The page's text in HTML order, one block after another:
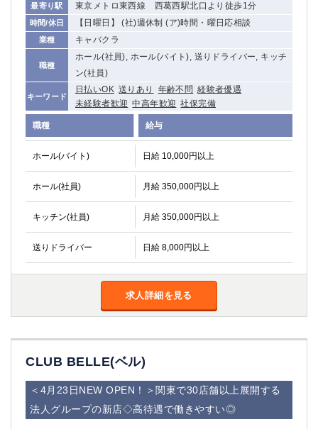
最寄り駅 東京メトロ東西線 西葛西駅北口より徒歩1分
時間/休日 【日曜日】 (社)週休制 (ア)時間・曜日応相談
業種 キャバクラ
職種
ホール(社員), ホール(バイト), 送りドライバー, キッチ
ン(社員)
キーワード
日払いOK 送りあり 年齢不問 経験者優遇
未経験者歓迎 中高年歓迎 社保完備
職種 給与
ホール(バイト) 日給 10,000円以上
ホール(社員) 月給 350,000円以上
キッチン(社員) 月給 350,000円以上
送りドライバー 日給 8,000円以上
求人詳細を見る
CLUB BELLE(ベル)
＜4月23日NEW OPEN！＞関東で30店舗以上展開する
法人グループの新店◇高待遇で働きやすい◎